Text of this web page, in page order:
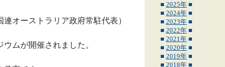
オーストラリア政府常駐代表）
ムが開催されました。
■ 2025年 ■
■ 2024年 ■
■ 2023年 ■
■ 2022年 ■
■ 2021年 ■
■ 2020年 ■
■ 2019年 ■
■ 2018年 ■